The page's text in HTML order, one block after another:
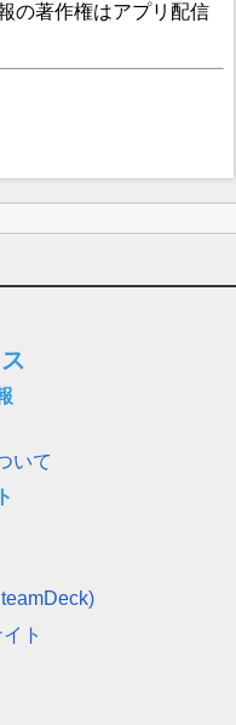
の著作権はアプリ配信
いて
ト